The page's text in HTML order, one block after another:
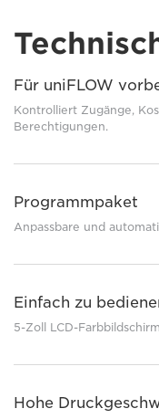
Für uniFLOW
Kontrolliert Zugänge,
Berechtigungen.
Programmpaket
Anpassbare und
Einfach zu
5-Zoll LCD-
Hohe